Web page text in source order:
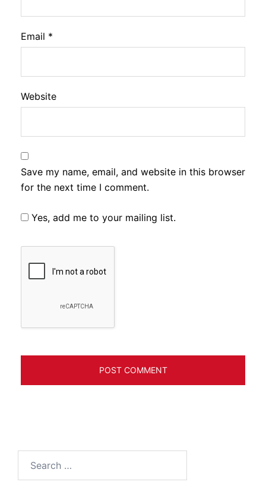
Email *
Website
Save my name, email, and website in this browser
for the next time I comment.
Yes, add me to your mailing list.
for: